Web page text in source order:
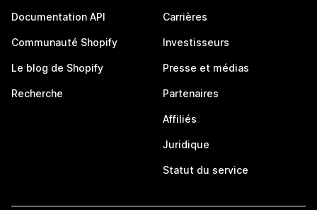
Documentation API
Communauté Shopify
Le blog de Shopify
Recherche
Carrières
Investisseurs
Presse et médias
Partenaires
Affiliés
Juridique
Statut du service